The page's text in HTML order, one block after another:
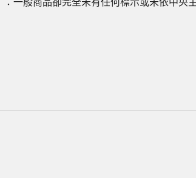
一般商品卻完全未有任何標示或未依中央